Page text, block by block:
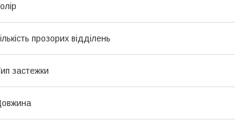
прозорих відділень
застежки